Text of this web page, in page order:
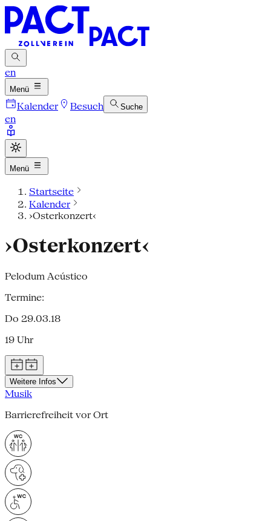
en
Menü
Kalender Besuch Suche
en
Menü
Startseite
Kalender
›Osterkonzert‹
›Osterkonzert‹
Pelodum Acústico
Termine:
Do 29.03.18
19 Uhr
Weitere Infos
Musik
Barrierefreiheit vor Ort